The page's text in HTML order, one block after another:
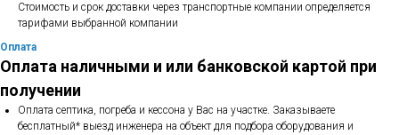
Стоимость и срок доставки через транспортные компании определяется
тарифами выбранной компании
Оплата
Оплата наличными и или банковской картой при
получении
Оплата септика, погреба и кессона у Вас на участке. Заказываете
бесплатный* выезд инженера на объект для подбора оборудования и